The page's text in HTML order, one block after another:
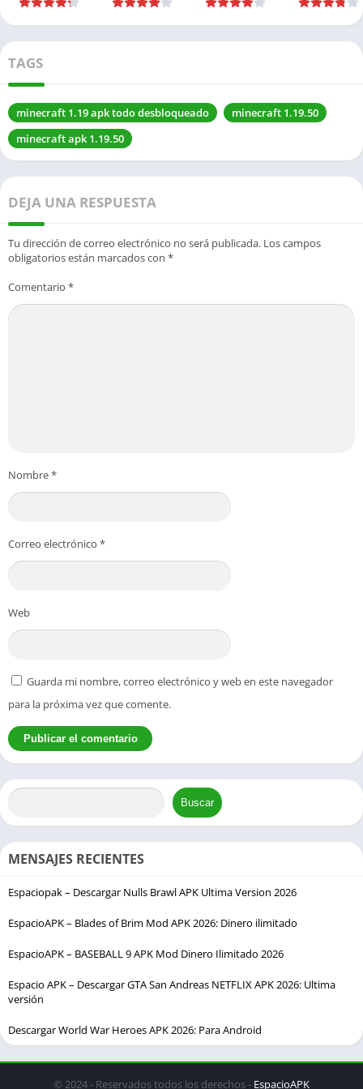
TAGS
minecraft 1.19 apk todo desbloqueado
minecraft 1.19.50
minecraft apk 1.19.50
DEJA UNA RESPUESTA
Tu dirección de correo electrónico no será publicada. Los campos
obligatorios están marcados con *
Comentario *
Nombre*
Correo electrónico *
Web
Guarda mi nombre, correo electrónico y web en este navegador
para la próxima vez que comente.
Buscar
MENSAJES RECIENTES
Espaciopak – Descargar Nulls Brawl APK Ultima Version 2026
EspacioAPK – Blades of Brim Mod APK 2026: Dinero ilimitado
EspacioAPK – BASEBALL 9 APK Mod Dinero Ilimitado 2026
Espacio APK – Descargar GTA San Andreas NETFLIX APK 2026: Ultima
versión
Descargar World War Heroes APK 2026: Para Android
© 2024 - Reservados todos los derechos - EspacioAPK